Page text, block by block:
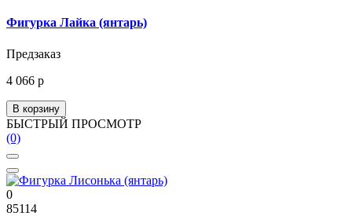
Фигурка Лайка (янтарь)
Предзаказ
4 066 р
В корзину
БЫСТРЫЙ ПРОСМОТР
(0)
0
85114